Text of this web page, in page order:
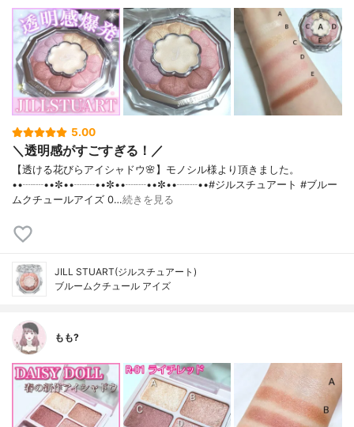
5.00
＼透明感がすごすぎる！／
【透ける花びらアイシャドウ🌸】モノシル様より頂きました。
••┈┈••✼••┈┈••✼••┈┈••✼••┈┈••#ジルスチュアート #ブルー
ムクチュールアイズ 0…続きを見る
JILL STUART(ジルスチュアート)
ブルームクチュール アイズ
もも?